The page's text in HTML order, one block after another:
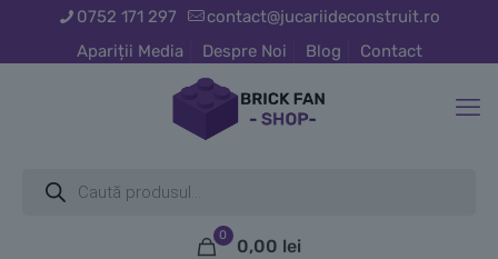
0752 171 297
contact@jucariideconstruit.ro
Apariții Media
Despre Noi Blog Contact
search
0
0,00 lei